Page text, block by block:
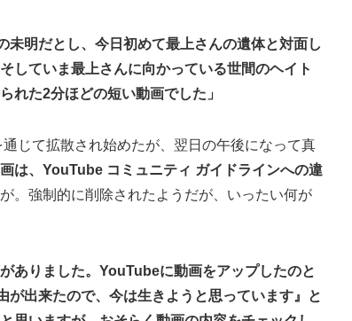
未明だとし、今日初めて最上さんの遺体と対面し
していま最上さんに向かっている世間のヘイト
れた2分ほどの短い動画でした」
じて拡散され始めたが、翌日の午後になって真
は、YouTube コミュニティ ガイドラインへの違
。強制的に削除されたようだが、いったい何が
ありました。YouTubeに動画をアップしたのと
が出来たので、今は生きようと思っています』と